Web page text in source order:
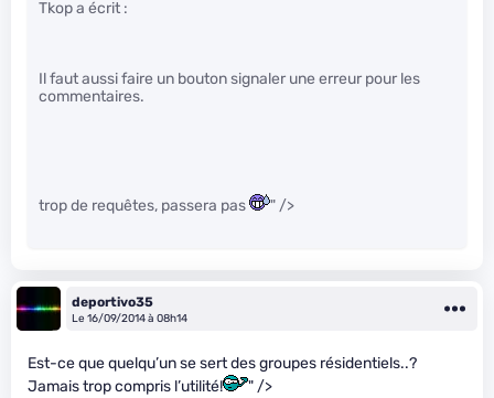
Tkop a écrit :
Il faut aussi faire un bouton signaler une erreur pour les
commentaires.
trop de requêtes, passera pas " />
deportivo35
Le 16/09/2014 à 08h14
Est-ce que quelqu’un se sert des groupes résidentiels..?
Jamais trop compris l’utilité!
" />